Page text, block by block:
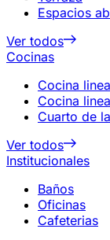
Espacios
Ver todos
Cocinas
Cocina
Cocina
Cuarto de
Ver todos
Institucionales
Baños
Oficinas
Cafeterias